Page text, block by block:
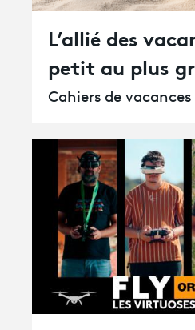
L’allié des
petit au plus
Cahiers de